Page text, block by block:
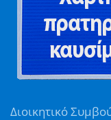
Διοικητικό